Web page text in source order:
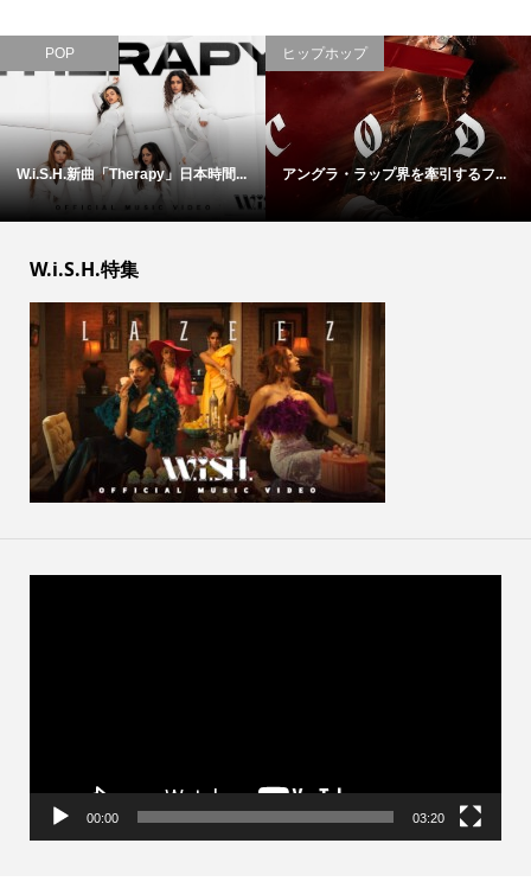
POP
W.i.S.H.新曲「Therapy」日本時間...
ヒップホップ
アングラ・ラップ界を牽引するフ...
W.i.S.H.特集
00:00 03:20